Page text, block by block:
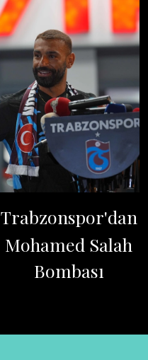
Trabzonspor'dan
Mohamed Salah
Bombası